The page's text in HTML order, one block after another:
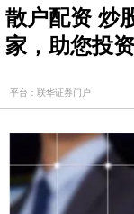
散户配资 炒
家，助您投
平台：联华证券门户